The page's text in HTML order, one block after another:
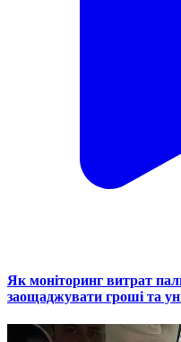
Як моніторинг витрат
заощаджувати гроші та